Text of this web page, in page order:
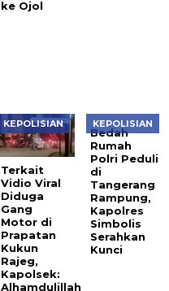
ke Ojol
KEPOLISIAN
Terkait
Vidio Viral
Diduga
Gang
Motor di
Prapatan
Kukun
Rajeg,
Kapolsek:
Alhamdulillah
KEPOLISIAN
Bedah
Rumah
Polri Peduli
di
Tangerang
Rampung,
Kapolres
Simbolis
Serahkan
Kunci